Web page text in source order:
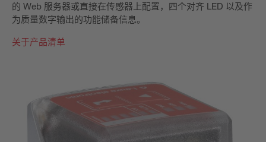
的 Web 服务器或直接在传感器上配置，四个对齐 LED 以及作
为质量数字输出的功能储备信息。
关于产品清单